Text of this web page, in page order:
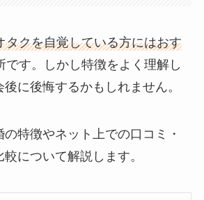
タクを自覚している方にはおす
です。しかし特徴をよく理解し
に後悔するかもしれません。
特徴やネット上での口コミ・
について解説します。